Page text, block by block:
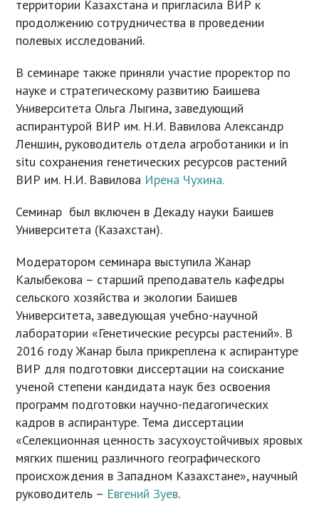
территории Казахстана и пригласила ВИР к
продолжению сотрудничества в проведении
полевых исследований.
В семинаре также приняли участие проректор по
науке и стратегическому развитию Баишева
Университета Ольга Лыгина, заведующий
аспирантурой ВИР им. Н.И. Вавилова Александр
Леншин, руководитель отдела агроботаники и in
situ сохранения генетических ресурсов растений
ВИР им. Н.И. Вавилова Ирена Чухина.
Семинар был включен в Декаду науки Баишев
Университета (Казахстан).
Модератором семинара выступила Жанар
Калыбекова – старший преподаватель кафедры
сельского хозяйства и экологии Баишев
Университета, заведующая учебно-научной
лаборатории «Генетические ресурсы растений». В
2016 году Жанар была прикреплена к аспирантуре
ВИР для подготовки диссертации на соискание
ученой степени кандидата наук без освоения
программ подготовки научно-педагогических
кадров в аспирантуре. Тема диссертации
«Селекционная ценность засухоустойчивых яровых
мягких пшениц различного географического
происхождения в Западном Казахстане», научный
руководитель – Евгений Зуев.